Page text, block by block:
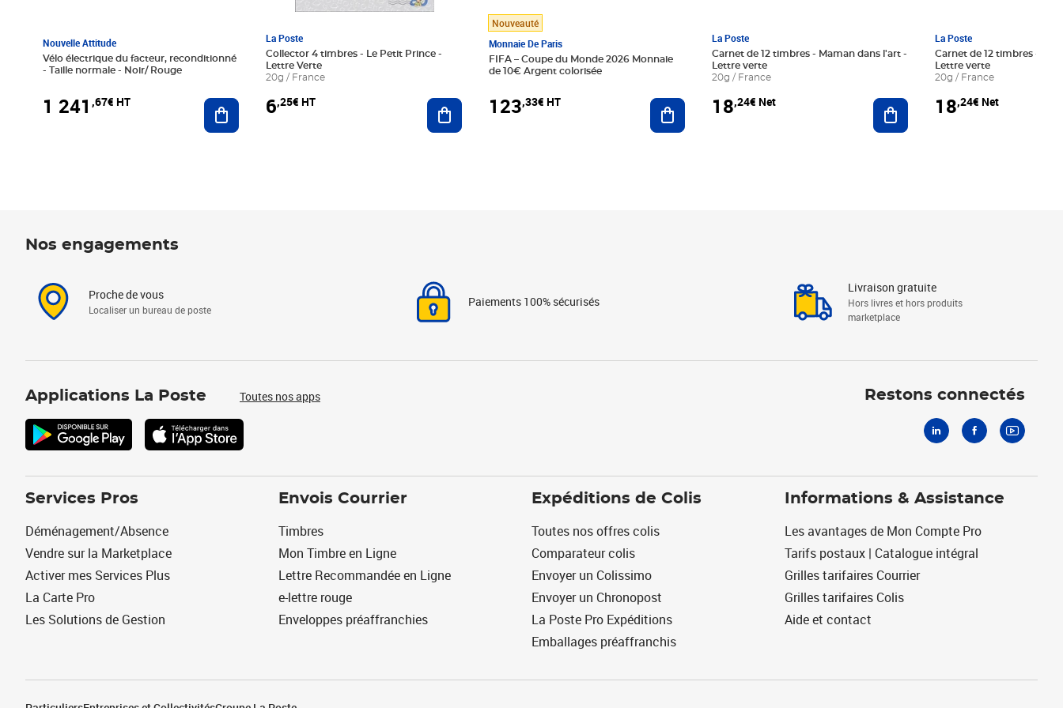
Nouvelle Attitude
Vélo électrique du facteur, reconditionné
- Taille normale - Noir/ Rouge
1 241 ,67€ HT Ajouter au panier
La Poste
Collector 4 timbres - Le Petit Prince -
Lettre Verte
20g / France
6,25€ HT Ajouter au panier
Nouveauté
Monnaie De Paris
FIFA – Coupe du Monde 2026 Monnaie
de 10€ Argent colorisée
123,33€ HT Ajouter au panier
La Poste
Carnet de 12 timbres - Maman dans l'art -
Lettre verte
20g / France
18,24€ Net Ajouter au panier
La Poste
Carnet de 12 timbres - Le
Lettre verte
20g / France
18,24€ Net
Nos engagements
Proche de vous
Localiser un bureau de poste
Paiements 100% sécurisés
Livraison gratuite
Hors livres et hors produits
marketplace
Applications La Poste Toutes nos apps Restons connectés
Services Pros
Déménagement/Absence
Vendre sur la Marketplace
Activer mes Services Plus
La Carte Pro
Les Solutions de Gestion
Envois Courrier
Timbres
Mon Timbre en Ligne
Lettre Recommandée en Ligne
e-lettre rouge
Enveloppes préaffranchies
Expéditions de Colis
Toutes nos offres colis
Comparateur colis
Envoyer un Colissimo
Envoyer un Chronopost
La Poste Pro Expéditions
Emballages préaffranchis
Informations & Assistance
Les avantages de Mon Compte Pro
Tarifs postaux | Catalogue intégral
Grilles tarifaires Courrier
Grilles tarifaires Colis
Aide et contact